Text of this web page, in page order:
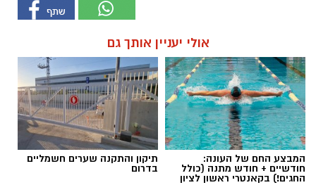
אולי יעניין אותך גם
המבצע החם של העונה:
חודשיים + חודש מתנה (כולל
החגים!) בקאנטרי ראשון לציון
תיקון והתקנה שערים חשמליים
בדרום